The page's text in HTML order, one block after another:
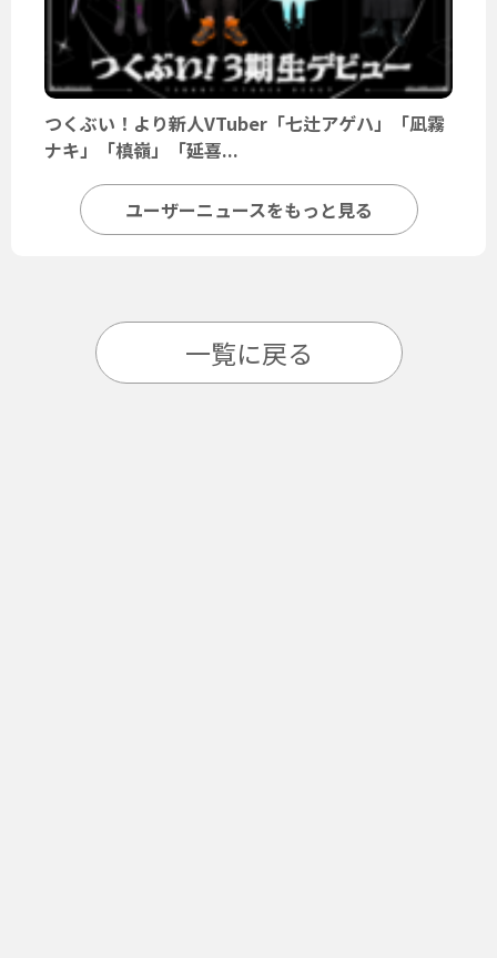
つくぶい！より新人VTuber「七辻アゲハ」「凪霧
ナキ」「槙嶺」「延喜...
ユーザーニュースをもっと見る
一覧に戻る